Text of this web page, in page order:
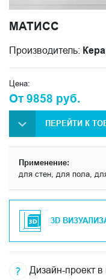
МАТИСС
Производитель:
Цена:
От 9858 руб.
ПЕРЕЙТИ К
Применение:
для стен, для пола,
3D
Дизайн-проект в